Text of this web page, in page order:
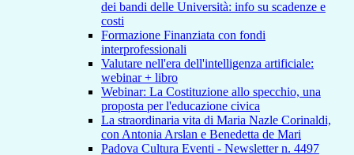
dei bandi delle Università: info su scadenze e
costi
Formazione Finanziata con fondi
interprofessionali
Valutare nell'era dell'intelligenza artificiale:
webinar + libro
Webinar: La Costituzione allo specchio, una
proposta per l'educazione civica
La straordinaria vita di Maria Nazle Corinaldi,
con Antonia Arslan e Benedetta de Mari
Padova Cultura Eventi - Newsletter n. 4497